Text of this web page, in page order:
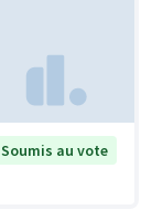
Soumis au vote